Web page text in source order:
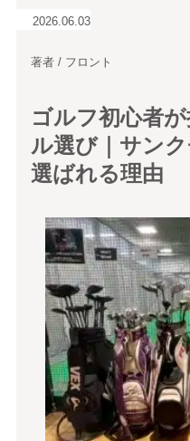
2026.06.03
著者 / フロント
ゴルフ初心者
ル選び｜サン
選ばれる理由